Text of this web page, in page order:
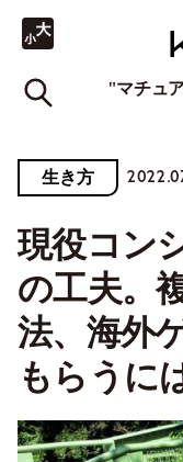
"マチュ
生き方
現役コン
の工夫。
法、海外
もらうに